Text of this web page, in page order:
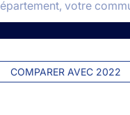
COMPARER AVEC 2022